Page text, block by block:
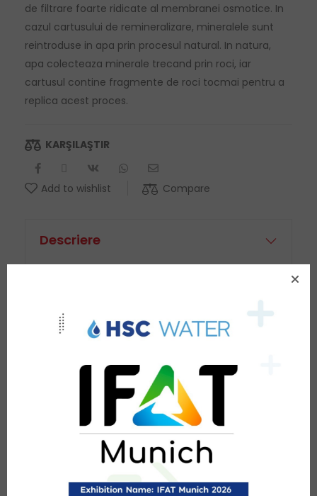
de filtrare foarte ridicate al membranei osmotice. In
cazul cartusului de remineralizare, mineralele sunt
reintroduse in apa prin procesul natural. In natura,
apa colecteaza minerale trecand prin roci, iar
cartusul contine fragmente de roci tocmai pentru a
replica acest proces.
KARŞILAŞTIR
Add to wishlist Compare
Descriere
– Filtrul de sedimente de 1 micron;
substantele volatile si gazele si imbunatateste
gustul si mirosul apei dupa stocare;
– Cartusul de remineralizare : reintroduce in
apa mineralele benefice;
– Setul de 5 cartuse recomandat a se inlocui
la un interval de 6 – 12 luni;